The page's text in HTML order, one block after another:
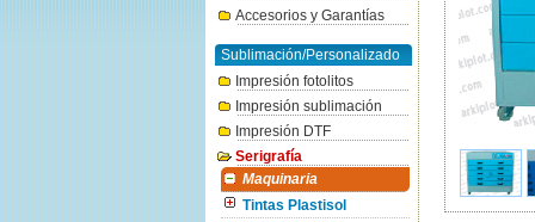
Accesorios y Garantías
Sublimación/Personalizado
Impresión fotolitos
Impresión sublimación
Impresión DTF
Serigrafía
Maquinaria
Tintas Plastisol